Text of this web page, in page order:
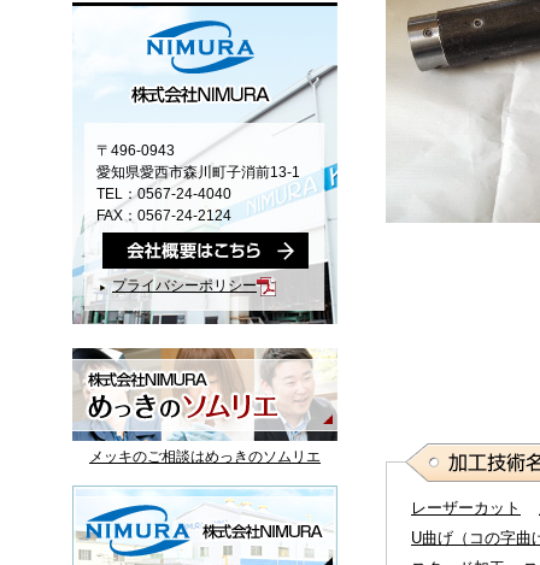
レーザーカット
U曲げ（コの字曲
〒496-0943
愛知県愛西市森川町子消前13-1
TEL：0567-24-4040
FAX：0567-24-2124
プライバシーポリシー
メッキのご相談はめっきのソムリエ